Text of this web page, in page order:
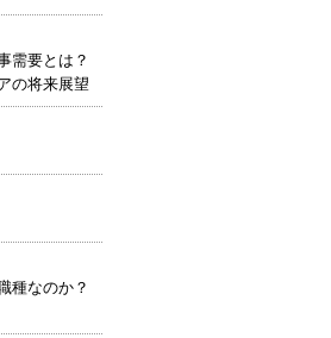
需要とは？
の将来展望
種なのか？